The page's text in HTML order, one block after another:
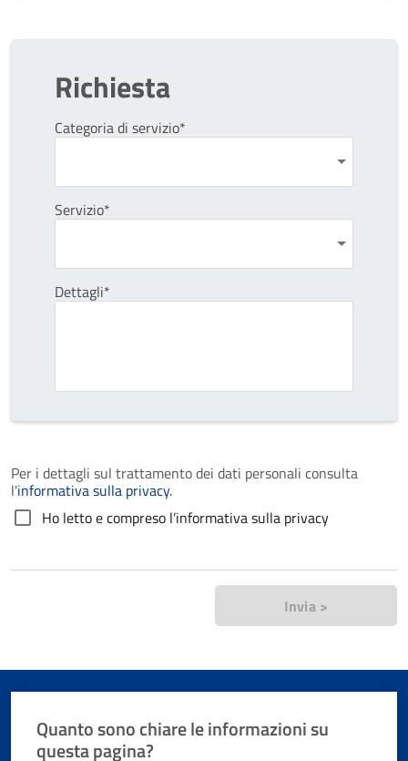
Richiesta
Categoria di servizio*
Servizio*
Dettagli*
Per i dettagli sul trattamento dei dati personali consulta
l'informativa sulla privacy.
Ho letto e compreso l’informativa sulla privacy
Invia >
Quanto sono chiare le informazioni su
questa pagina?